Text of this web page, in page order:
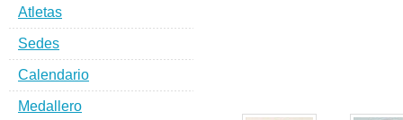
Atletas
Sedes
Calendario
Medallero